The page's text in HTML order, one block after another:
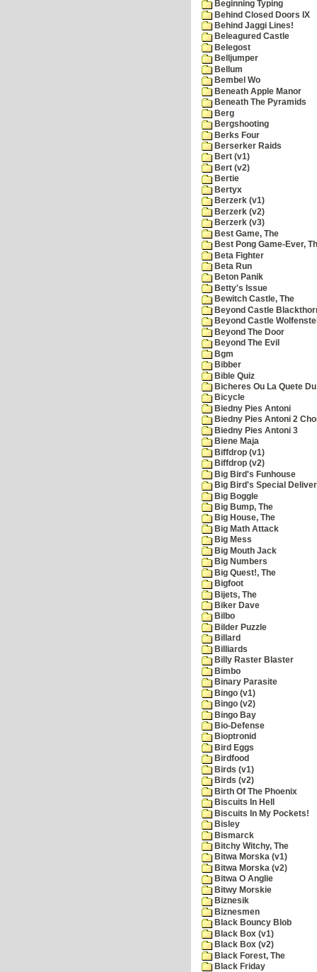
Beginning Typing
Behind Closed Doors IX
Behind Jaggi Lines!
Beleagured Castle
Belegost
Belljumper
Bellum
Bembel Wo
Beneath Apple Manor
Beneath The Pyramids
Berg
Bergshooting
Berks Four
Berserker Raids
Bert (v1)
Bert (v2)
Bertie
Bertyx
Berzerk (v1)
Berzerk (v2)
Berzerk (v3)
Best Game, The
Best Pong Game-Ever,
Beta Fighter
Beta Run
Beton Panik
Betty's Issue
Bewitch Castle, The
Beyond Castle
Beyond Castle
Beyond The Door
Beyond The Evil
Bgm
Bibber
Bible Quiz
Bicheres Ou La Quete
Bicycle
Biedny Pies Antoni
Biedny Pies Antoni 2
Biedny Pies Antoni 3
Biene Maja
Biffdrop (v1)
Biffdrop (v2)
Big Bird's Funhouse
Big Bird's Special
Big Boggle
Big Bump, The
Big House, The
Big Math Attack
Big Mess
Big Mouth Jack
Big Numbers
Big Quest!, The
Bigfoot
Bijets, The
Biker Dave
Bilbo
Bilder Puzzle
Billard
Billiards
Billy Raster Blaster
Bimbo
Binary Parasite
Bingo (v1)
Bingo (v2)
Bingo Bay
Bio-Defense
Bioptronid
Bird Eggs
Birdfood
Birds (v1)
Birds (v2)
Birth Of The Phoenix
Biscuits In Hell
Biscuits In My Pockets!
Bisley
Bismarck
Bitchy Witchy, The
Bitwa Morska (v1)
Bitwa Morska (v2)
Bitwa O Anglie
Bitwy Morskie
Biznesik
Biznesmen
Black Bouncy Blob
Black Box (v1)
Black Box (v2)
Black Forest, The
Black Friday